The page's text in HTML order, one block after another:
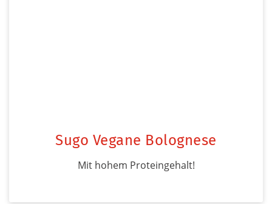
Sugo Vegane Bolognese
Mit hohem Proteingehalt!